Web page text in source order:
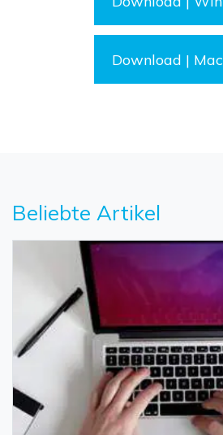
Download | Mac
Beliebte Artikel